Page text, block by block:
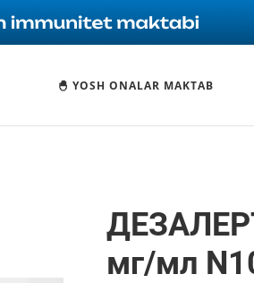
🐣 YOSH ONALAR MAKTAB
мг/мл